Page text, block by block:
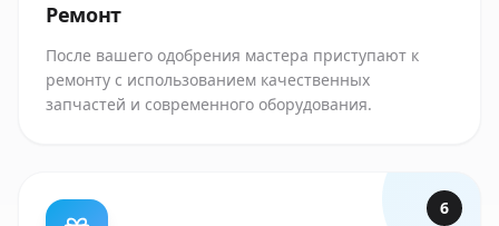
Ремонт
После вашего одобрения мастера приступают к
ремонту с использованием качественных
запчастей и современного оборудования.
6